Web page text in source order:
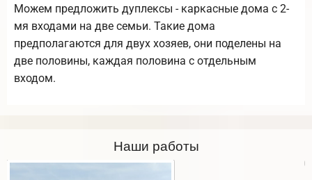
Можем предложить дуплексы - каркасные дома с 2-
мя входами на две семьи. Такие дома
предполагаются для двух хозяев, они поделены на
две половины, каждая половина с отдельным
входом.
Наши работы